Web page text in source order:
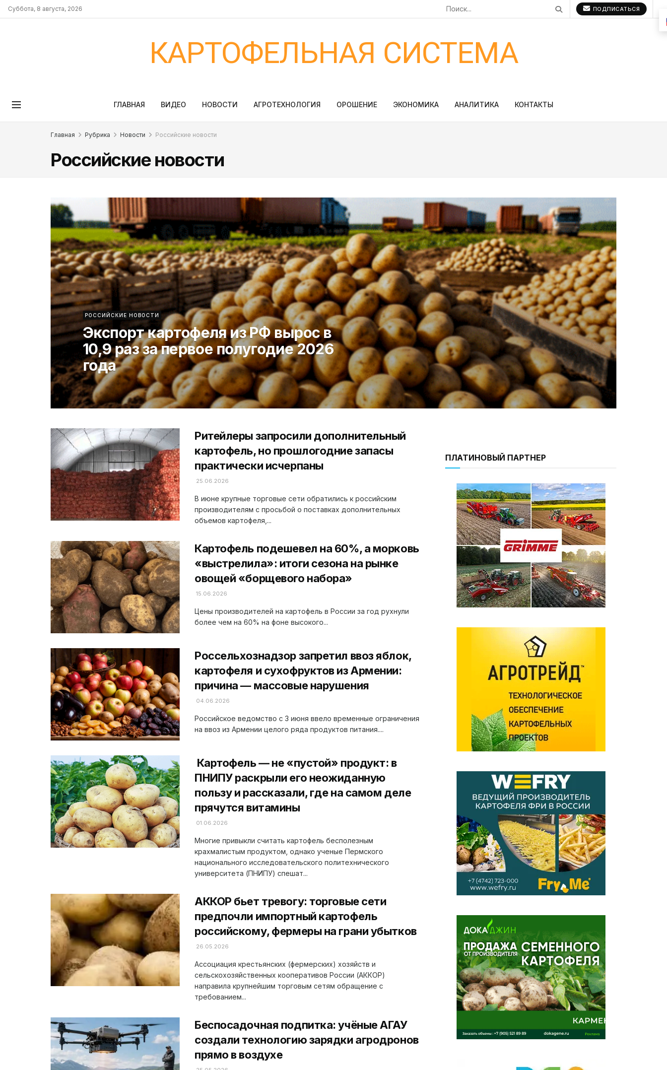
Суббота, 8 августа, 2026 ПОДПИСАТЬСЯ
КАРТОФЕЛЬНАЯ СИСТЕМА
ГЛАВНАЯ ВИДЕО НОВОСТИ АГРОТЕХНОЛОГИЯ ОРОШЕНИЕ ЭКОНОМИКА АНАЛИТИКА КОНТАКТЫ
Главная Рубрика Новости Российские новости
Российские новости
РОССИЙСКИЕ НОВОСТИ
Экспорт картофеля из РФ вырос в
10,9 раз за первое полугодие 2026
года
Ритейлеры запросили дополнительный
картофель, но прошлогодние запасы
практически исчерпаны
25.06.2026
В июне крупные торговые сети обратились к российским
производителям с просьбой о поставках дополнительных
объемов картофеля,...
Картофель подешевел на 60%, а морковь
«выстрелила»: итоги сезона на рынке
овощей «борщевого набора»
15.06.2026
Цены производителей на картофель в России за год рухнули
более чем на 60% на фоне высокого...
Россельхознадзор запретил ввоз яблок,
картофеля и сухофруктов из Армении:
причина — массовые нарушения
04.06.2026
Российское ведомство с 3 июня ввело временные ограничения
на ввоз из Армении целого ряда продуктов питания....
Картофель — не «пустой» продукт: в
ПНИПУ раскрыли его неожиданную
пользу и рассказали, где на самом деле
прячутся витамины
01.06.2026
Многие привыкли считать картофель бесполезным
крахмалистым продуктом, однако ученые Пермского
национального исследовательского политехнического
университета (ПНИПУ) спешат...
АККОР бьет тревогу: торговые сети
предпочли импортный картофель
российскому, фермеры на грани убытков
26.05.2026
Ассоциация крестьянских (фермерских) хозяйств и
сельскохозяйственных кооперативов России (АККОР)
направила крупнейшим торговым сетям обращение с
требованием...
Беспосадочная подпитка: учёные АГАУ
создали технологию зарядки агродронов
прямо в воздухе
ПЛАТИНОВЫЙ ПАРТНЕР